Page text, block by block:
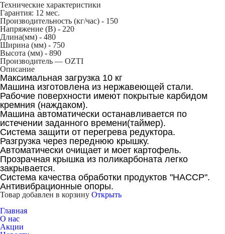
Технические характеристики
Гарантия: 12 мес.
Производительность (кг/час) - 150
Напряжение (В) - 220
Длина(мм) - 480
Ширина (мм) - 750
Высота (мм) - 890
Производитель — OZTI
Описание
Максимальная загрузка 10 кг
Машина изготовлена из нержавеющей стали.
Рабочие поверхности имеют покрытые карбидом
кремния (наждаком).
Машина автоматически останавливается по
истечении заданного времени(таймер).
Система защити от перегрева редуктора.
Разгрузка через переднюю крышку.
Автоматически очищает и моет картофель.
Прозрачная крышка из поликарбоната легко
закрывается.
Система качества обработки продуктов "НАССР".
Антивибрационные опоры.
Товар добавлен в корзину Открыть
Главная
О нас
Акции